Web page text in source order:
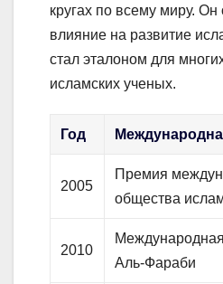
кругах по всему миру. Он
влияние на развитие
стал эталоном для
исламских ученых.
Год
2005
Премия
общества
2010
Аль-Фараби